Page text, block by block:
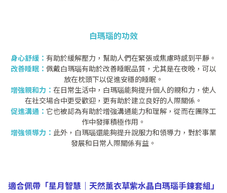
白瑪瑙的功效
身心舒緩： 有助於緩解壓力，幫助人們在緊張或焦慮時感到平靜。
改善睡眠： 佩戴白瑪瑙有助於改善睡眠品質，尤其是在夜晚，可以
放在枕頭下以促進安穩的睡眠。
增強親和力： 在日常生活中，白瑪瑙能夠提升個人的親和力，使人
在社交場合中更受歡迎，更有助於建立良好的人際關係。
促進溝通： 它也被認為有助於增強溝通能力和理解，從而在團隊工
作中發揮積極作用。
增強領導力： 此外，白瑪瑙還能夠提升說服力和領導力，對於事業
發展和日常人際關係有益。
適合佩帶「星月智慧｜天然薰衣草紫水晶白瑪瑙手鍊套組」